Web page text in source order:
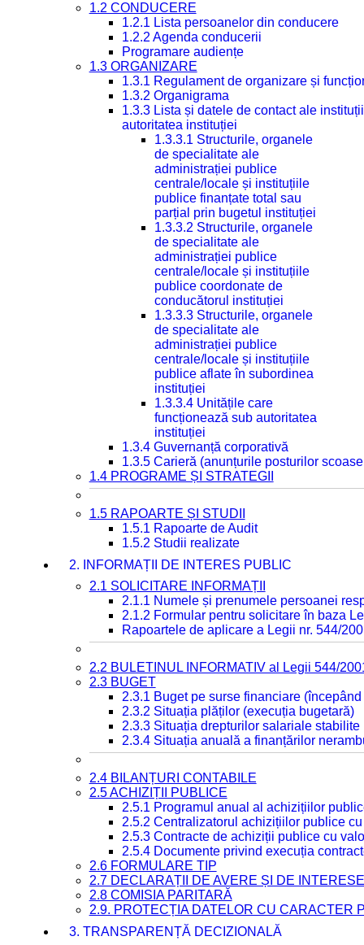
1.2 CONDUCERE
1.2.1 Lista persoanelor din conducere
1.2.2 Agenda conducerii
Programare audiențe
1.3 ORGANIZARE
1.3.1 Regulament de organizare și
1.3.2 Organigrama
1.3.3 Lista și datele de contact ale
autoritatea instituției
1.3.3.1 Structurile, organele
de specialitate ale
administrației publice
centrale/locale și instituțiile
publice finanțate total sau
parțial prin bugetul instituției
1.3.3.2 Structurile, organele
de specialitate ale
administrației publice
centrale/locale și instituțiile
publice coordonate de
conducătorul instituției
1.3.3.3 Structurile, organele
de specialitate ale
administrației publice
centrale/locale și instituțiile
publice aflate în subordinea
instituției
1.3.3.4 Unitățile care
funcționează sub autoritatea
instituției
1.3.4 Guvernanță corporativă
1.3.5 Carieră (anunțurile posturilor
1.4 PROGRAME ȘI STRATEGII
1.5 RAPOARTE ȘI STUDII
1.5.1 Rapoarte de Audit
1.5.2 Studii realizate
2. INFORMAȚII DE INTERES PUBLIC
2.1 SOLICITARE INFORMAȚII
2.1.1 Numele și prenumele persoanei
2.1.2 Formular pentru solicitare în baza
Rapoartele de aplicare a Legii nr. 544/
2.2 BULETINUL INFORMATIV al Legii 544/
2.3 BUGET
2.3.1 Buget pe surse financiare
2.3.2 Situația plăților (execuția bugetară)
2.3.3 Situația drepturilor salariale
2.3.4 Situația anuală a finanțărilor
2.4 BILANȚURI CONTABILE
2.5 ACHIZIȚII PUBLICE
2.5.1 Programul anual al achizițiilor
2.5.2 Centralizatorul achizițiilor publice
2.5.3 Contracte de achiziții publice cu
2.5.4 Documente privind execuția
2.6 FORMULARE TIP
2.7 DECLARAȚII DE AVERE ȘI DE INTERESE
2.8 COMISIA PARITARĂ
2.9. PROTECȚIA DATELOR CU CARACTER
3. TRANSPARENȚĂ DECIZIONALĂ